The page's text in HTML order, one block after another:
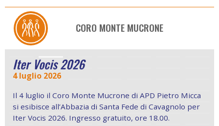
CORO MONTE MUCRONE
Iter Vocis 2026
4 luglio 2026
Il 4 luglio il Coro Monte Mucrone di APD Pietro Micca
si esibisce all’Abbazia di Santa Fede di Cavagnolo per
Iter Vocis 2026. Ingresso gratuito, ore 18.00.